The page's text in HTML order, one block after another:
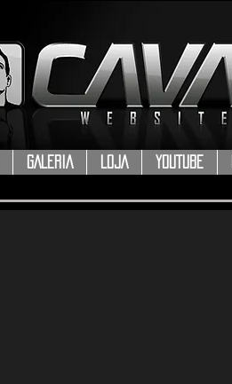
GALERIA LOJA YOUTUBE